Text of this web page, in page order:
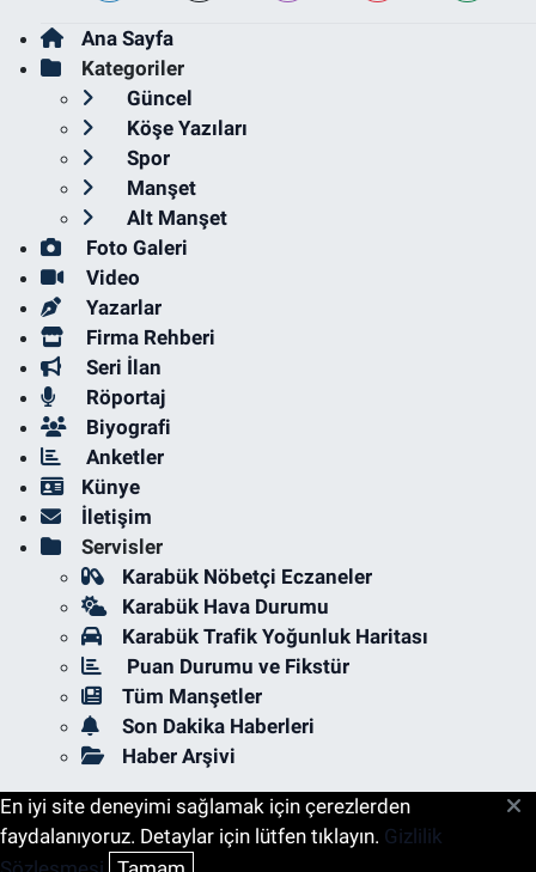
Ana Sayfa
Kategoriler
Güncel
Köşe Yazıları
Spor
Manşet
Alt Manşet
Foto Galeri
Video
Yazarlar
Firma Rehberi
Seri İlan
Röportaj
Biyografi
Anketler
Künye
İletişim
Servisler
Karabük Nöbetçi Eczaneler
Karabük Hava Durumu
Karabük Trafik Yoğunluk Haritası
Puan Durumu ve Fikstür
Tüm Manşetler
Son Dakika Haberleri
Haber Arşivi
En iyi site deneyimi sağlamak için çerezlerden
faydalanıyoruz. Detaylar için lütfen tıklayın. Gizlilik